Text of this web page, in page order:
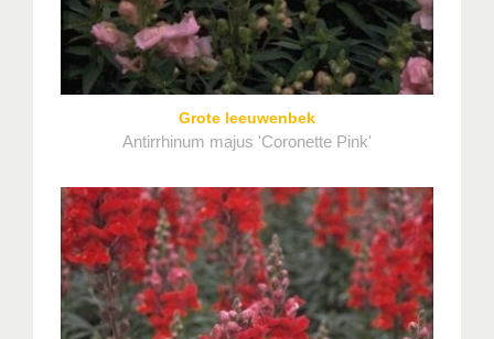
Grote leeuwenbek
Antirrhinum majus 'Coronette Pink'